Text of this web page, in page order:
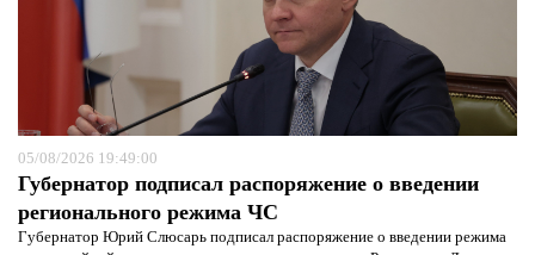
05/08/2026 19:49:00
Губернатор подписал распоряжение о введении
регионального режима ЧС
Губернатор Юрий Слюсарь подписал распоряжение о введении режима